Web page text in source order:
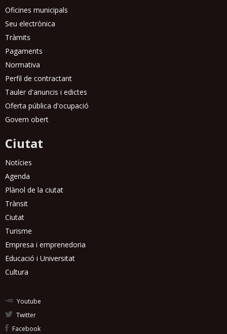
Oficines municipals
Seu electrònica
Tràmits
Pagaments
Normativa
Perfil de contractant
Tauler d'anuncis i edictes
Oferta pública d'ocupació
Govern obert
Ciutat
Notícies
Agenda
Plànol de la ciutat
Trànsit
Ciutat
Turisme
Empresa i emprenedoria
Educació i Universitat
Cultura
Youtube
Twitter
Facebook